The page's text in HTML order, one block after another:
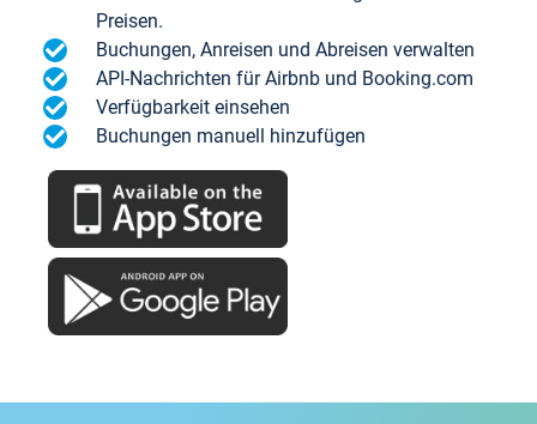
Preisen.
Buchungen, Anreisen und Abreisen verwalten
API-Nachrichten für Airbnb und Booking.com
Verfügbarkeit einsehen
Buchungen manuell hinzufügen